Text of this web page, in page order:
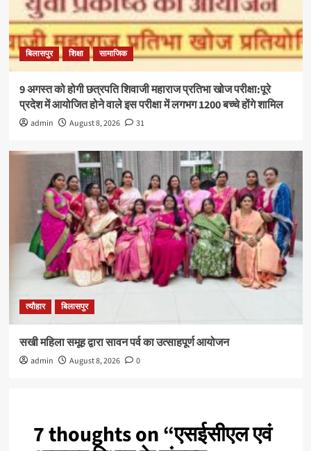
बिलासपुर शिक्षा सामाजिक
9 अगस्त को होगी छत्रपति शिवाजी महाराज प्रतिभा खोज परीक्षा:पूरे
प्रदेश में आयोजित होने वाले इस परीक्षा में लगभग 1200 बच्चे होंगे शामिल
admin August 8, 2026 31
त्यौहार बिलासपुर
सखी महिला समूह द्वारा सावन पर्व का उत्साहपूर्ण आयोजन
admin August 8, 2026 0
7 thoughts on “एसईसीएल एवं